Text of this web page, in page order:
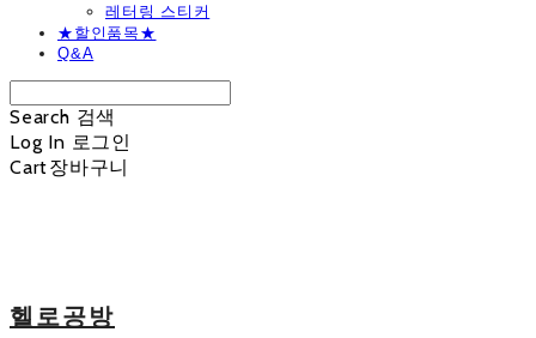
레터링 스티커
★할인품목★
Q&A
Search 검색
Log In 로그인
Cart장바구니
헬로공방